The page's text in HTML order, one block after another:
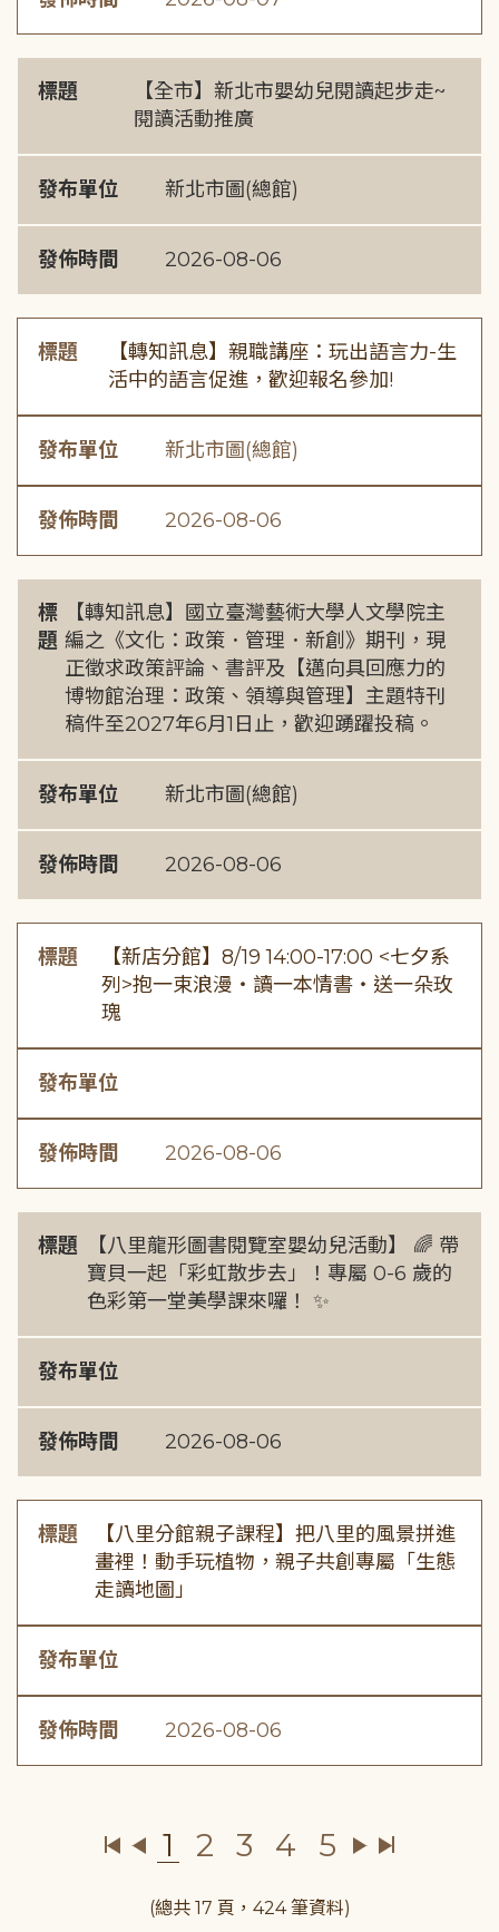
標題
【全市】新北市嬰幼兒閱讀起步走~
閱讀活動推廣
發布單位 新北市圖(總館)
發佈時間 2026-08-06
標題
【轉知訊息】親職講座：玩出語言力-生
活中的語言促進，歡迎報名參加!
發布單位 新北市圖(總館)
發佈時間 2026-08-06
標
題
【轉知訊息】國立臺灣藝術大學人文學院主
編之《文化：政策．管理．新創》期刊，現
正徵求政策評論、書評及【邁向具回應力的
博物館治理：政策、領導與管理】主題特刊
稿件至2027年6月1日止，歡迎踴躍投稿。
發布單位 新北市圖(總館)
發佈時間 2026-08-06
標題
【新店分館】8/19 14:00-17:00 <七夕系
列>抱一束浪漫・讀一本情書・送一朵玫
瑰
發布單位
發佈時間 2026-08-06
標題
【八里龍形圖書閱覽室嬰幼兒活動】 🌈 帶
寶貝一起「彩虹散步去」！專屬 0-6 歲的
色彩第一堂美學課來囉！ ✨
發布單位
發佈時間 2026-08-06
標題
【八里分館親子課程】把八里的風景拼進
畫裡！動手玩植物，親子共創專屬「生態
走讀地圖」
發布單位
發佈時間 2026-08-06
1 2 3 4 5
(總共 17 頁，424 筆資料)